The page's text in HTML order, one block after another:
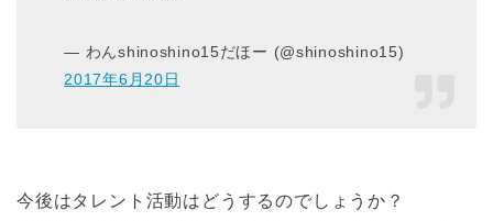
— わんshinoshino15だほー (@shinoshino15)
2017年6月20日
今後はタレント活動はどうするのでしょうか？